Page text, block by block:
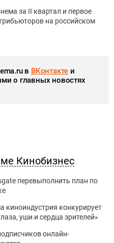
за II квартал и первое
на российском
в ВКонтакте и
о главных новостях
Кинобизнес
перевыполнить план по
киноиндустрия конкурирует
уши и сердца зрителей»
онлайн-